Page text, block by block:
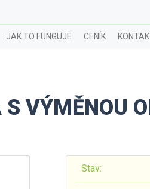
JAK TO FUNGUJE CENÍK
VÝMĚNOU
Stav: